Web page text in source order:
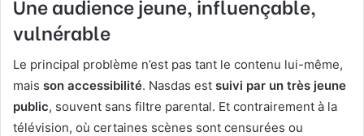
Une audience jeune, influençable,
vulnérable
Le principal problème n’est pas tant le contenu lui-même,
mais son accessibilité. Nasdas est suivi par un très jeune
public, souvent sans filtre parental. Et contrairement à la
télévision, où certaines scènes sont censurées ou